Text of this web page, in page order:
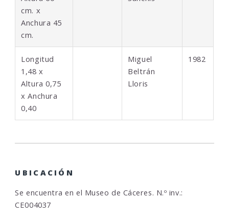
cm. x
Anchura 45
cm.
Longitud
1,48 x
Altura 0,75
x Anchura
0,40
Miguel
Beltrán
Lloris
1982
UBICACIÓN
Se encuentra en el Museo de Cáceres. N.º inv.:
CE004037